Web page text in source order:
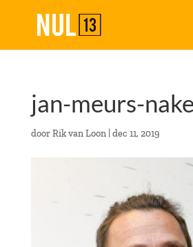
jan-meurs-
doorRik van Loon| dec 11, 2019